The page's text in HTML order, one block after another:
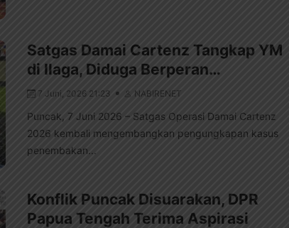
Satgas Damai Cartenz Tangkap YM
di Ilaga, Diduga Berperan…
7 Juni, 2026 21:23 NABIRENET
Puncak, 7 Juni 2026 – Satgas Operasi Damai Cartenz
2026 kembali mengembangkan pengungkapan kasus
penembakan...
Konflik Puncak Disuarakan, DPR
Papua Tengah Terima Aspirasi